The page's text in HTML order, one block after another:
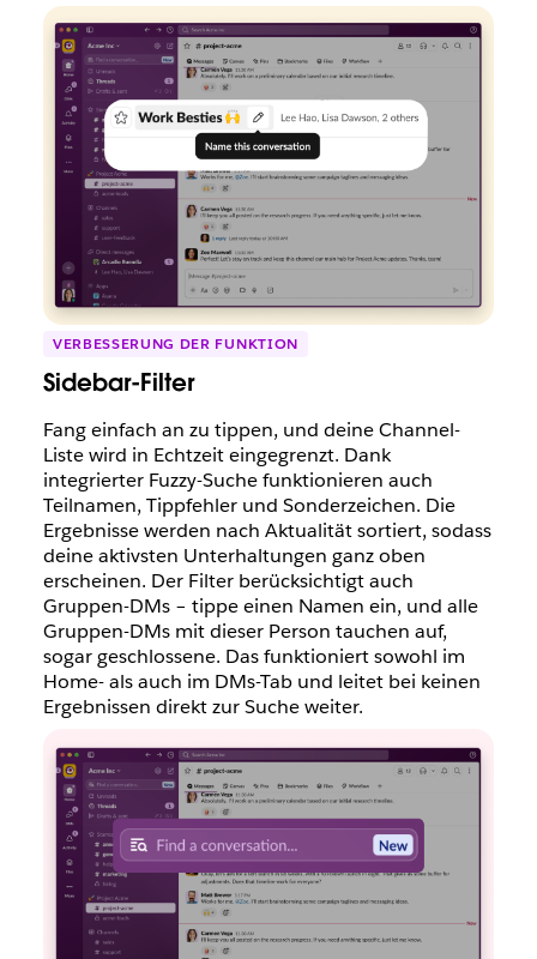
VERBESSERUNG DER FUNKTION
Sidebar-Filter
Fang einfach an zu tippen, und deine Channel-
Liste wird in Echtzeit eingegrenzt. Dank
integrierter Fuzzy-Suche funktionieren auch
Teilnamen, Tippfehler und Sonderzeichen. Die
Ergebnisse werden nach Aktualität sortiert, sodass
deine aktivsten Unterhaltungen ganz oben
erscheinen. Der Filter berücksichtigt auch
Gruppen-DMs – tippe einen Namen ein, und alle
Gruppen-DMs mit dieser Person tauchen auf,
sogar geschlossene. Das funktioniert sowohl im
Home- als auch im DMs-Tab und leitet bei keinen
Ergebnissen direkt zur Suche weiter.